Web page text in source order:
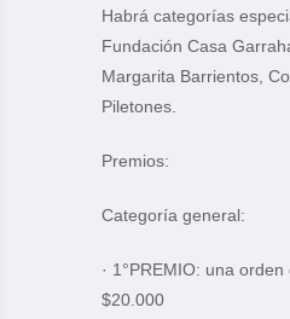
Habrá categorías
Fundación Casa
Margarita Barrientos,
Piletones.
Premios:
Categoría general:
· 1°PREMIO: una
$20.000